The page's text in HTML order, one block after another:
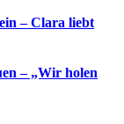
– Clara liebt
– „Wir holen